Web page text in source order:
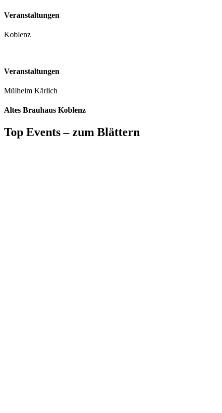
Veranstaltungen
Koblenz
Veranstaltungen
Mülheim Kärlich
Altes Brauhaus Koblenz
Top Events – zum Blättern